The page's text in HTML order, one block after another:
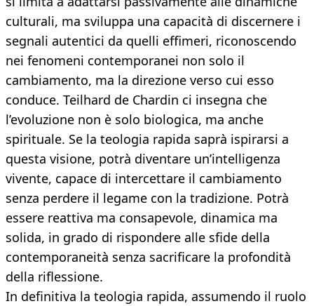
culturali, ma sviluppa una capacità di discernere i
segnali autentici da quelli effimeri, riconoscendo
nei fenomeni contemporanei non solo il
cambiamento, ma la direzione verso cui esso
conduce. Teilhard de Chardin ci insegna che
l’evoluzione non è solo biologica, ma anche
spirituale. Se la teologia rapida saprà ispirarsi a
questa visione, potrà diventare un’intelligenza
vivente, capace di intercettare il cambiamento
senza perdere il legame con la tradizione. Potrà
essere reattiva ma consapevole, dinamica ma
solida, in grado di rispondere alle sfide della
contemporaneità senza sacrificare la profondità
della riflessione.
In definitiva la teologia rapida, assumendo il ruolo